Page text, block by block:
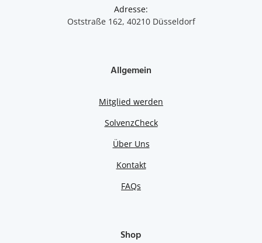
Adresse:
Oststraße 162, 40210 Düsseldorf
Allgemein
Mitglied werden
SolvenzCheck
Über Uns
Kontakt
FAQs
Shop